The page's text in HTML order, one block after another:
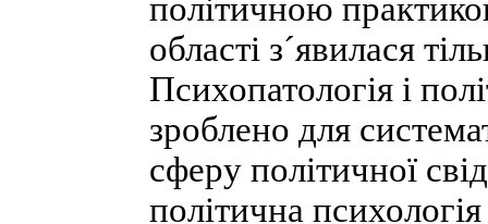
політичною
області з´явилася
Психопатологія і
зроблено для
сферу політичної
політична